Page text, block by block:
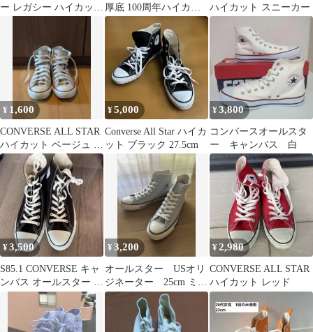
ー レガシー ハイカット
厚底 100周年ハイカッ
ト ブラック
ハイカット スニーカー
¥ 1,600
CONVERSE ALL STAR
ハイカット ベージュ ス
ニーカー
¥5,000
Converse All Star ハイカ
ット ブラック 27.5cm
¥3,800
コンバースオールスタ
ー キャンバス 白
¥3,500
S85.1 CONVERSE キャ
ンバス オールスター ハ
イカット ブラック
¥3,200
オールスター USオリ
ジネーター 25cm ミス
ティグレー
¥2,980
CONVERSE ALL STAR
ハイカット レッド